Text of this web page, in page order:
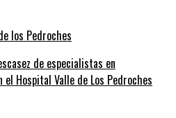
de especialistas en
Hospital Valle de Los Pedroches